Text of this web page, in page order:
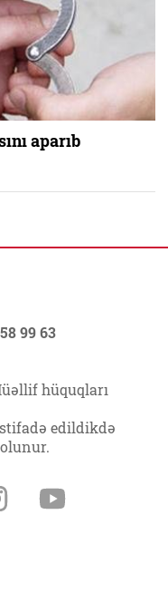
aparıb
99 63
hüquqları
edildikdə